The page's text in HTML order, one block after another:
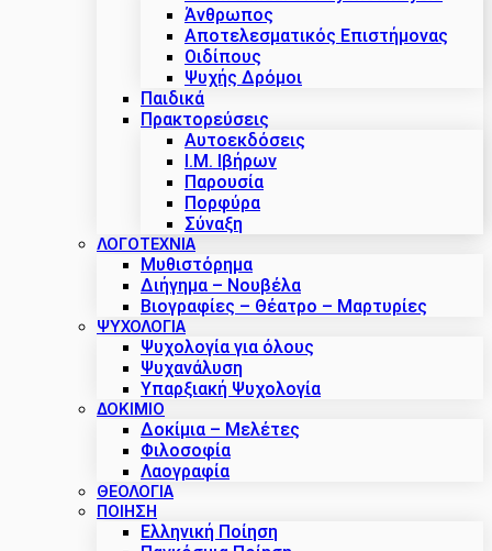
Άνθρωπος
Αποτελεσματικός Επιστήμονας
Οιδίπους
Ψυχής Δρόμοι
Παιδικά
Πρακτoρεύσεις
Αυτοεκδόσεις
Ι.Μ. Ιβήρων
Παρουσία
Πορφύρα
Σύναξη
ΛΟΓΟΤΕΧΝΙΑ
Μυθιστόρημα
Διήγημα – Νουβέλα
Βιογραφίες – Θέατρο – Μαρτυρίες
ΨΥΧΟΛΟΓΙΑ
Ψυχολογία για όλους
Ψυχανάλυση
Υπαρξιακή Ψυχολογία
ΔΟΚΊΜΙΟ
Δοκίμια – Μελέτες
Φιλοσοφία
Λαογραφία
ΘΕΟΛΟΓΙΑ
ΠΟΙΗΣΗ
Ελληνική Ποίηση